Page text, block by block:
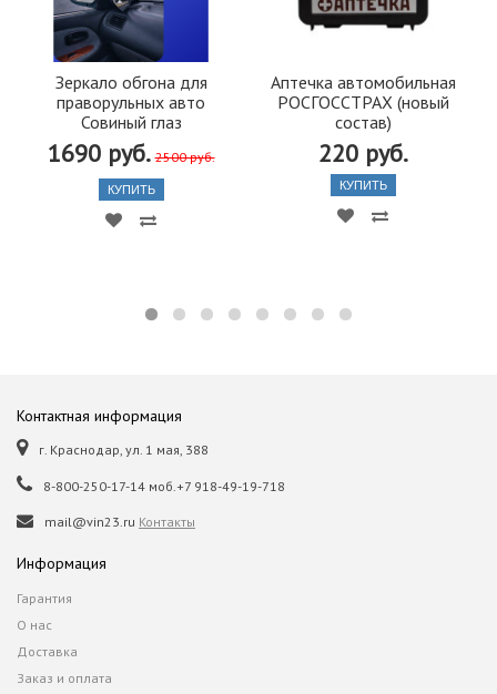
Зеркало обгона для
праворульных авто
Совиный глаз
1690 руб. 2500 руб.
КУПИТЬ
Аптечка автомобильная
РОСГОССТРАХ (новый
состав)
220 руб.
КУПИТЬ
Контактная информация
г. Краснодар, ул. 1 мая, 388
8-800-250-17-14 моб.+7 918-49-19-718
mail@vin23.ru Контакты
Информация
Гарантия
О нас
Доставка
Заказ и оплата